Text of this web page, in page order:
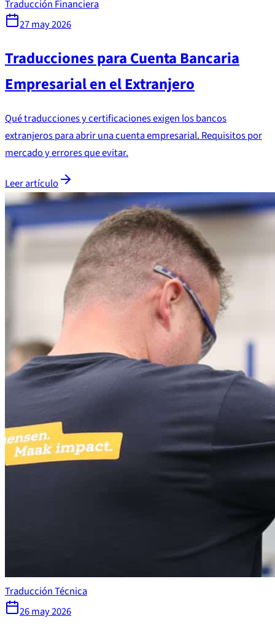
Traducción Financiera
27 may 2026
Traducciones para Cuenta Bancaria
Empresarial en el Extranjero
Qué traducciones y certificaciones exigen los bancos
extranjeros para abrir una cuenta empresarial. Requisitos por
mercado y errores que evitar.
Leer artículo
Traducción Técnica
26 may 2026